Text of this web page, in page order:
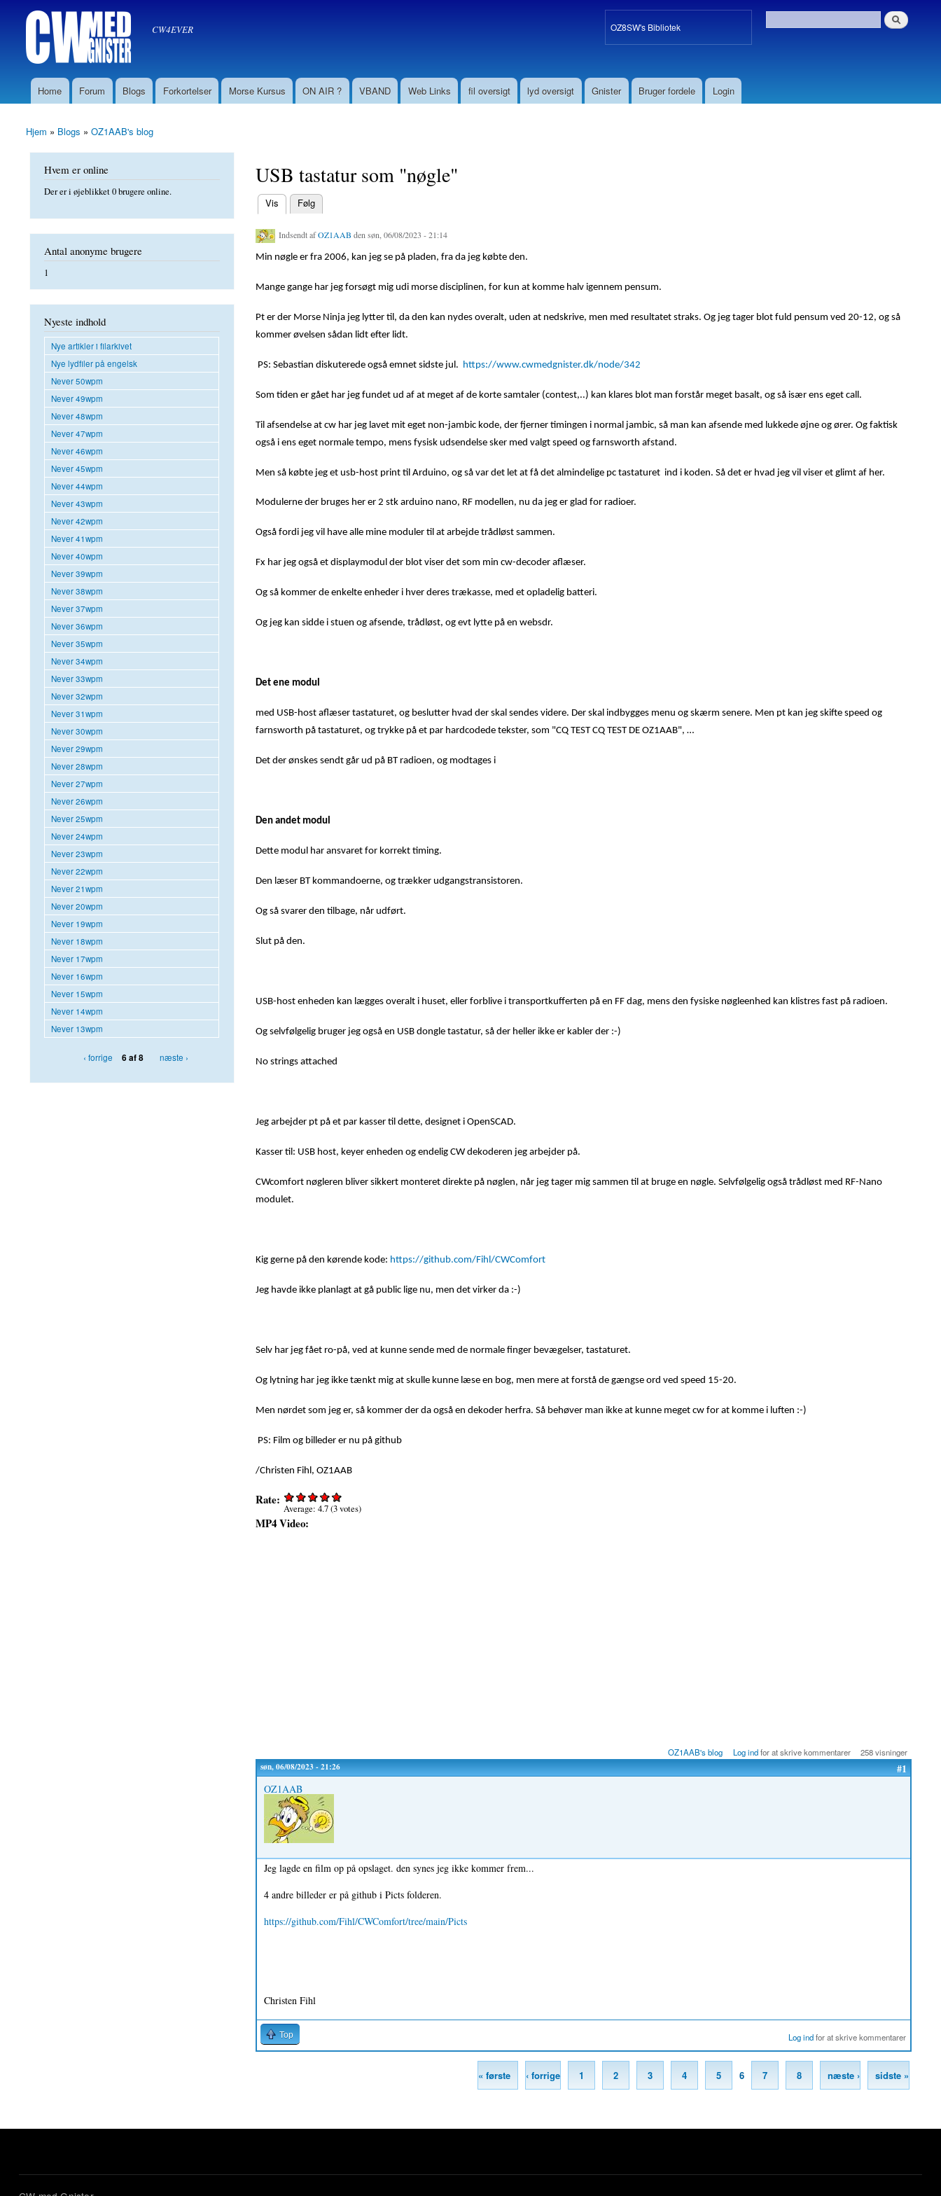
CW med Gnister CW4EVER
oz8sw OZ8SW's Bibliotek
Søgefelt
Søg
Hovedmenu
Home Forum Blogs Forkortelser Morse Kursus ON AIR ? VBAND Web Links fil oversigt lyd oversigt Gnister Bruger fordele Login
Du er her
Hjem » Blogs » OZ1AAB's blog
USB tastatur som "nøgle"
Primære faneblade
Vis
(aktiv fane) Følg
Indsendt afOZ1AAB den søn, 06/08/2023 - 21:14
Min nøgle er fra 2006, kan jeg se på pladen, fra da jeg købte den.
Mange gange har jeg forsøgt mig udi morse disciplinen, for kun at komme halv igennem pensum.
Pt er der Morse Ninja jeg lytter til, da den kan nydes overalt, uden at nedskrive, men med resultatet straks. Og jeg tager blot fuld pensum ved 20-12, og så
kommer øvelsen sådan lidt efter lidt.
PS: Sebastian diskuterede også emnet sidste jul. https://www.cwmedgnister.dk/node/342
Som tiden er gået har jeg fundet ud af at meget af de korte samtaler (contest,..) kan klares blot man forstår meget basalt, og så især ens eget call.
Til afsendelse at cw har jeg lavet mit eget non-jambic kode, der fjerner timingen i normal jambic, så man kan afsende med lukkede øjne og ører. Og faktisk
også i ens eget normale tempo, mens fysisk udsendelse sker med valgt speed og farnsworth afstand.
Men så købte jeg et usb-host print til Arduino, og så var det let at få det almindelige pc tastaturet ind i koden. Så det er hvad jeg vil viser et glimt af her.
Modulerne der bruges her er 2 stk arduino nano, RF modellen, nu da jeg er glad for radioer.
Også fordi jeg vil have alle mine moduler til at arbejde trådløst sammen.
Fx har jeg også et displaymodul der blot viser det som min cw-decoder aflæser.
Og så kommer de enkelte enheder i hver deres trækasse, med et opladelig batteri.
Og jeg kan sidde i stuen og afsende, trådløst, og evt lytte på en websdr.
Det ene modul
med USB-host aflæser tastaturet, og beslutter hvad der skal sendes videre. Der skal indbygges menu og skærm senere. Men pt kan jeg skifte speed og
farnsworth på tastaturet, og trykke på et par hardcodede tekster, som "CQ TEST CQ TEST DE OZ1AAB", …
Det der ønskes sendt går ud på BT radioen, og modtages i
Den andet modul
Dette modul har ansvaret for korrekt timing.
Den læser BT kommandoerne, og trækker udgangstransistoren.
Og så svarer den tilbage, når udført.
Slut på den.
USB-host enheden kan lægges overalt i huset, eller forblive i transportkufferten på en FF dag, mens den fysiske nøgleenhed kan klistres fast på radioen.
Og selvfølgelig bruger jeg også en USB dongle tastatur, så der heller ikke er kabler der :-)
No strings attached
Jeg arbejder pt på et par kasser til dette, designet i OpenSCAD.
Kasser til: USB host, keyer enheden og endelig CW dekoderen jeg arbejder på.
CWcomfort nøgleren bliver sikkert monteret direkte på nøglen, når jeg tager mig sammen til at bruge en nøgle. Selvfølgelig også trådløst med RF-Nano
modulet.
Kig gerne på den kørende kode: https://github.com/Fihl/CWComfort
Jeg havde ikke planlagt at gå public lige nu, men det virker da :-)
Selv har jeg fået ro-på, ved at kunne sende med de normale finger bevægelser, tastaturet.
Og lytning har jeg ikke tænkt mig at skulle kunne læse en bog, men mere at forstå de gængse ord ved speed 15-20.
Men nørdet som jeg er, så kommer der da også en dekoder herfra. Så behøver man ikke at kunne meget cw for at komme i luften :-)
PS: Film og billeder er nu på github
/Christen Fihl, OZ1AAB
Rate:
Average: 4.7 (3votes)
MP4 Video:
OZ1AAB's blog Log indfor at skrive kommentarer 258 visninger
søn, 06/08/2023 - 21:26 #1
OZ1AAB
Jeg lagde en film op på opslaget. den synes jeg ikke kommer frem...
4 andre billeder er på github i Picts folderen.
https://github.com/Fihl/CWComfort/tree/main/Picts
Christen Fihl
Top Log indfor at skrive kommentarer
« første ‹ forrige 1 2 3 4 5 6 7 8 næste › sidste »
Hvem er online
Der er i øjeblikket 0 brugere online.
Antal anonyme brugere
1
Nyeste indhold
Nye artikler i filarkivet
Nye lydfiler på engelsk
Never 50wpm
Never 49wpm
Never 48wpm
Never 47wpm
Never 46wpm
Never 45wpm
Never 44wpm
Never 43wpm
Never 42wpm
Never 41wpm
Never 40wpm
Never 39wpm
Never 38wpm
Never 37wpm
Never 36wpm
Never 35wpm
Never 34wpm
Never 33wpm
Never 32wpm
Never 31wpm
Never 30wpm
Never 29wpm
Never 28wpm
Never 27wpm
Never 26wpm
Never 25wpm
Never 24wpm
Never 23wpm
Never 22wpm
Never 21wpm
Never 20wpm
Never 19wpm
Never 18wpm
Never 17wpm
Never 16wpm
Never 15wpm
Never 14wpm
Never 13wpm
‹ forrige 6 af 8 næste ›